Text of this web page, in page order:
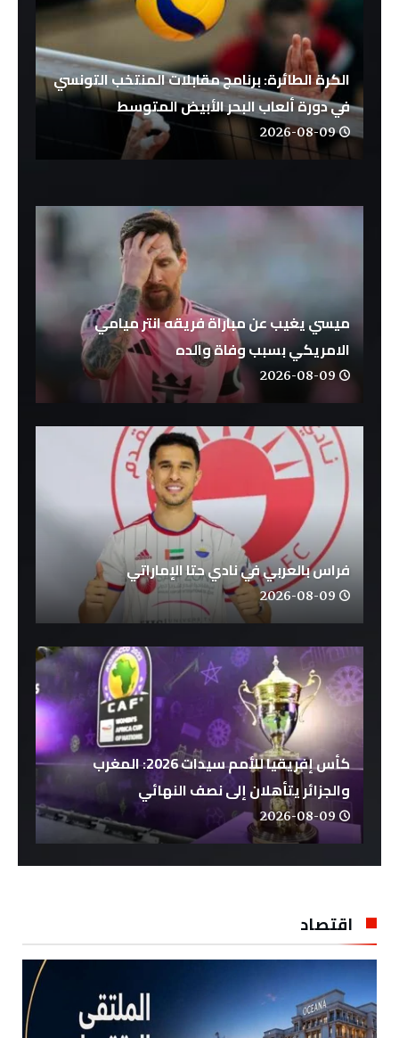
الكرة الطائرة: برنامج مقابلات المنتخب التونسي
في دورة ألعاب البحر الأبيض المتوسط
2026-08-09
ميسي يغيب عن مباراة فريقه انتر ميامي
الامريكي بسبب وفاة والده
2026-08-09
فراس بالعربي في نادي حتا الإماراتي
2026-08-09
كأس إفريقيا للأمم سيدات 2026: المغرب
والجزائر يتأهلان إلى نصف النهائي
2026-08-09
اقتصاد